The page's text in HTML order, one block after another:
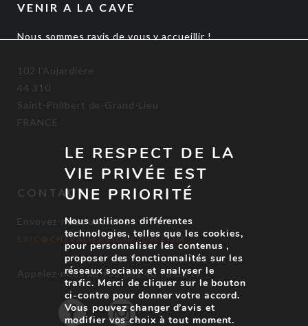
VENIR A LA CAVE
Nous sommes ravis de vous y accueillir !
102 l’Aujardière
44 310
Saint-Philbert de-Grand-Lieu
FRANCE
CONTACT
Envoyez-nous un mail à :
ERIC@CHEVALIERVIGNERON.COM
Appelez-nous au +33 (0)2 40 78 05 19
LE RESPECT DE LA
VIE PRIVÉE EST
UNE PRIORITÉ
Nous utilisons différentes
technologies, telles que les cookies,
pour personnaliser les contenus ,
proposer des fonctionnalités sur les
réseaux sociaux et analyser le
trafic. Merci de cliquer sur le bouton
ci-contre pour donner votre accord.
Vous pouvez changer d’avis et
modifier vos choix à tout moment.